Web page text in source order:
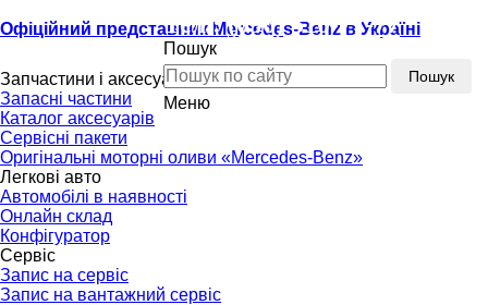
Офіційний представник Mercedes-Benz в Україні
Тел.:(096) 510-77-77
Пошук
Пошук
Меню
(096) 510-77-77
Запчастини і аксесуари
Запасні частини
Каталог аксесуарів
Сервісні пакети
Оригінальні моторні оливи «Mercedes-Benz»
Легкові авто
Автомобілі в наявності
Онлайн склад
Конфігуратор
Сервіс
Запис на сервіс
Запис на вантажний сервіс